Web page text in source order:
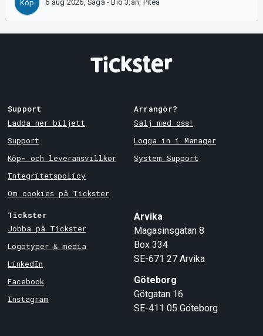
Köp 6 aug 2026, Saga - Bio 3:an, Piteå
Support
Ladda ner biljett
Support
Köp- och leveransvillkor
Integritetspolicy
Om cookies på Tickster
Arrangör?
Sälj med oss!
Logga in i Manager
System Support
Tickster
Jobba på Tickster
Logotyper & media
LinkedIn
Facebook
Instagram
Arvika
Magasinsgatan 8
Box 334
SE-671 27 Arvika
Göteborg
Götgatan 16
SE-411 05 Göteborg